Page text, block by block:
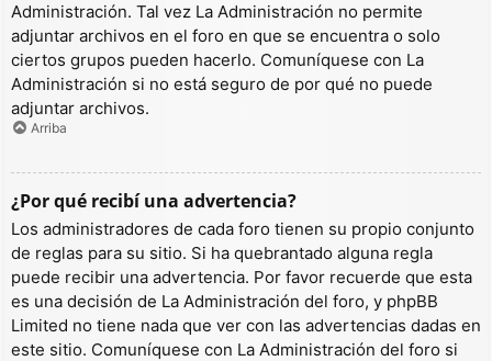
Administración. Tal vez La Administración no permite
adjuntar archivos en el foro en que se encuentra o solo
ciertos grupos pueden hacerlo. Comuníquese con La
Administración si no está seguro de por qué no puede
adjuntar archivos.
Arriba
¿Por qué recibí una advertencia?
Los administradores de cada foro tienen su propio conjunto
de reglas para su sitio. Si ha quebrantado alguna regla
puede recibir una advertencia. Por favor recuerde que esta
es una decisión de La Administración del foro, y phpBB
Limited no tiene nada que ver con las advertencias dadas en
este sitio. Comuníquese con La Administración del foro si